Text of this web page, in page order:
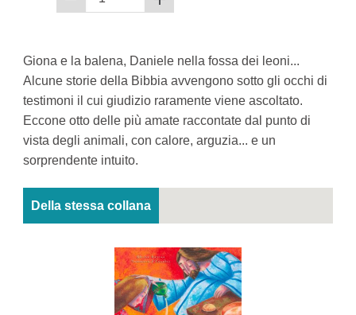
Giona e la balena, Daniele nella fossa dei leoni...
Alcune storie della Bibbia avvengono sotto gli occhi di
testimoni il cui giudizio raramente viene ascoltato.
Eccone otto delle più amate raccontate dal punto di
vista degli animali, con calore, arguzia... e un
sorprendente intuito.
Della stessa collana